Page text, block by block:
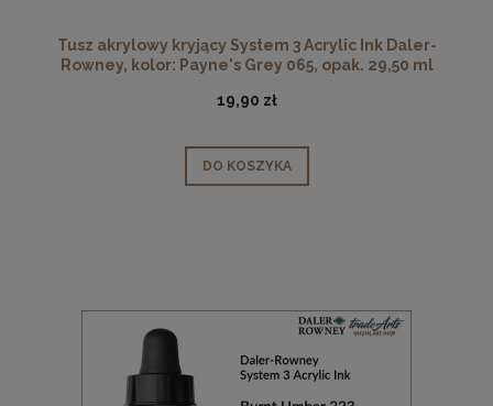
Tusz akrylowy kryjący System 3 Acrylic Ink Daler-
Rowney, kolor: Payne's Grey 065, opak. 29,50 ml
19,90 zł
DO KOSZYKA